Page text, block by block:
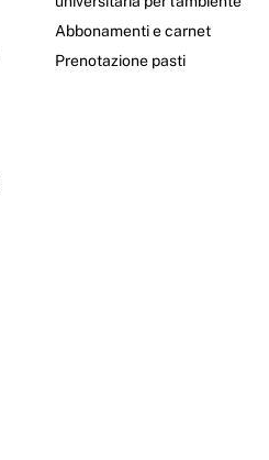
Abbonamenti e carnet
Prenotazione pasti